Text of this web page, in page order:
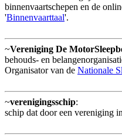
binnenvaartschepen en de
'Binnenvaarttaal'.
~Vereniging De
behouds- en
Organisator van de Nationale
~verenigingsschip:
schip dat door een vereniging